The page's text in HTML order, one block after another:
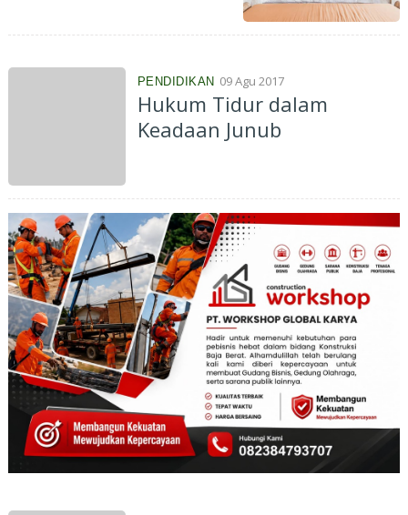
PENDIDIKAN 09 Agu 2017
Hukum Tidur dalam
Keadaan Junub